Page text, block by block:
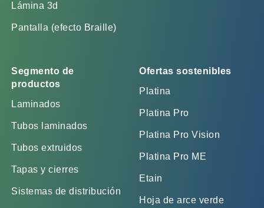
Lámina 3d
Pantalla (efecto Braille)
Segmento de
productos
Laminados
Tubos laminados
Tubos extruidos
Tapas y cierres
Sistemas de distribución
Ofertas sostenibles
Platina
Platina Pro
Platina Pro Vision
Platina Pro ME
Etain
Hoja de arce verde